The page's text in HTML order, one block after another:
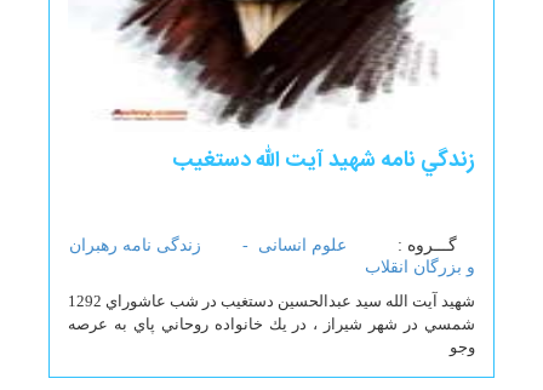
زندگي نامه شهيد آيت الله دستغيب
گـــروه : علوم انسانی -
زندگی نامه رهبران
و بزرگان انقلاب
شهيد آيت الله سيد عبدالحسين دستغيب در شب عاشوراي 1292
شمسي در شهر شيراز ، در يك خانواده روحاني پاي به عرصه
وجو